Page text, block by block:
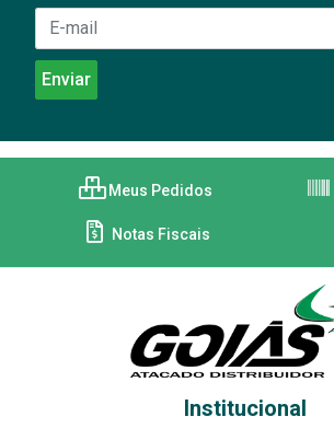
Meus Pedidos
Notas Fiscais
Institucional